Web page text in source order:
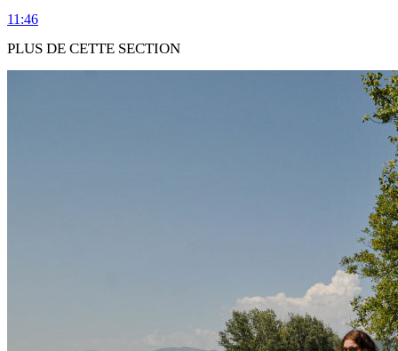
11:46
PLUS DE CETTE SECTION